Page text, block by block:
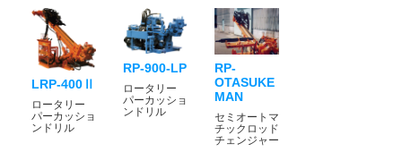
LRP-400Ⅱ
ロータリー
パーカッショ
ンドリル
RP-900-LP
ロータリー
パーカッショ
ンドリル
RP-
OTASUKE
MAN
セミオートマ
チックロッド
チェンジャー